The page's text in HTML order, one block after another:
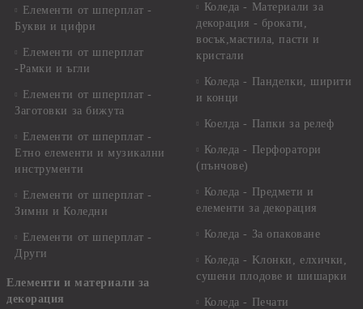
Елементи от шперплат -
Букви и цифри
Елементи от шперплат
-Рамки и ъгли
Елементи от шперплат -
Заготовки за бижута
Елементи от шперплат -
Етно елементи и музикални
инструменти
Елементи от шперплат -
Зимни и Коледни
Елементи от шперплат -
Други
Елементи и материали за
декорация
Коледа - Материали за
декорация - брокати,
восък,мастила, пасти и
кристали
Коледа - Панделки, ширити
и конци
Коелда - Папки за релеф
Коледа - Перфоратори
(пънчове)
Коледа - Предмети и
елементи за декорация
Коледа - За опаковане
Коледа - Kлонки, елхички,
сушени плодове и шишарки
Коледа - Печати